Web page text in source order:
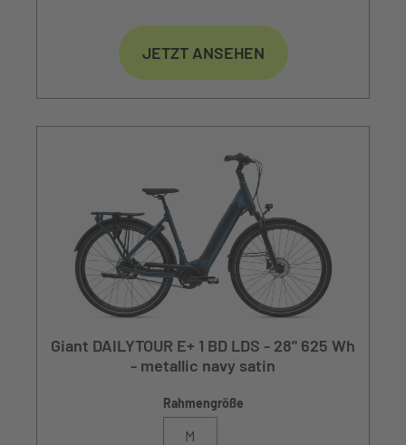
JETZT ANSEHEN
Giant DAILYTOUR E+ 1 BD LDS - 28" 625 Wh
- metallic navy satin
Rahmengröße
M